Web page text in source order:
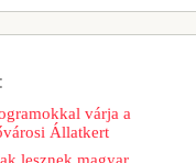
várja a
Állatkert
lesznek magyar